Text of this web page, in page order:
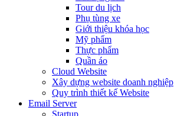
Tour du lịch
Phụ tùng xe
Giới thiệu khóa học
Mỹ phẩm
Thực phẩm
Quần áo
Cloud Website
Xây dựng website doanh nghiệp
Quy trình thiết kế Website
Email Server
Startup